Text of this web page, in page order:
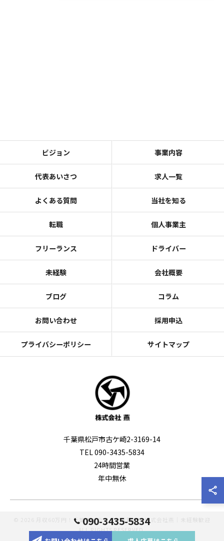
090-3435-5834
ビジョン 事業内容
代表あいさつ 求人一覧
よくある質問 当社を知る
転職 個人事業主
フリーランス ドライバー
未経験 会社概要
ブログ コラム
お問い合わせ 採用申込
プライバシーポリシー サイトマップ
千葉県松戸市古ケ崎2-3169-14
TEL 090-3435-5834
24時間営業
年中無休
© 2026 月収60万円！千葉のドライバー転職なら株式会社燕｜未経験歓迎
ALL RIGHTS RESERVED.